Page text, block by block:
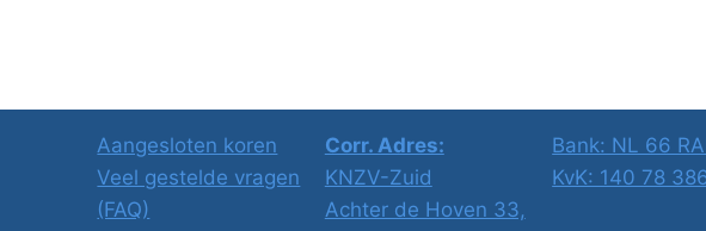
Aangesloten koren
Veel gestelde vragen
(FAQ)
Corr. Adres:
KNZV-Zuid
Achter de Hoven 33,
Bank: NL 66
KvK: 140 78